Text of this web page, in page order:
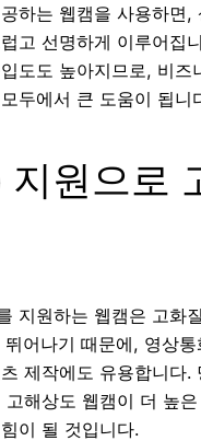
하는 웹캠을 사용하면,
고 선명하게 이루어집
도도 높아지므로, 비즈
두에서 큰 도움이 됩니
원으로
지원하는 웹캠은 고화
뛰어나기 때문에, 영상
제작에도 유용합니다.
고해상도 웹캠이 더 높
이 될 것입니다.